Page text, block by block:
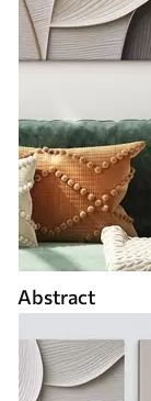
Abstract